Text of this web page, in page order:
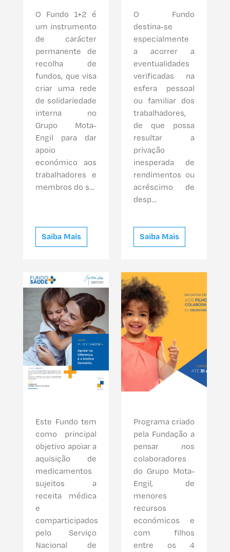
O Fundo 1+2 é
um instrumento
de carácter
permanente de
recolha de
fundos, que visa
criar uma rede
de solidariedade
interna no
Grupo Mota-
Engil para dar
apoio
económico aos
trabalhadores e
membros do s…
Saiba Mais
O Fundo
destina-se
especialmente
a acorrer a
eventualidades
verificadas na
esfera pessoal
ou familiar dos
trabalhadores,
de que possa
resultar a
privação
inesperada de
rendimentos ou
acréscimo de
desp…
Saiba Mais
Este Fundo tem
como principal
objetivo apoiar a
aquisição de
medicamentos
sujeitos a
receita médica
e
comparticipados
pelo Serviço
Nacional de
Programa criado
pela Fundação a
pensar nos
colaboradores
do Grupo Mota-
Engil, de
menores
recursos
económicos e
com filhos
entre os 4